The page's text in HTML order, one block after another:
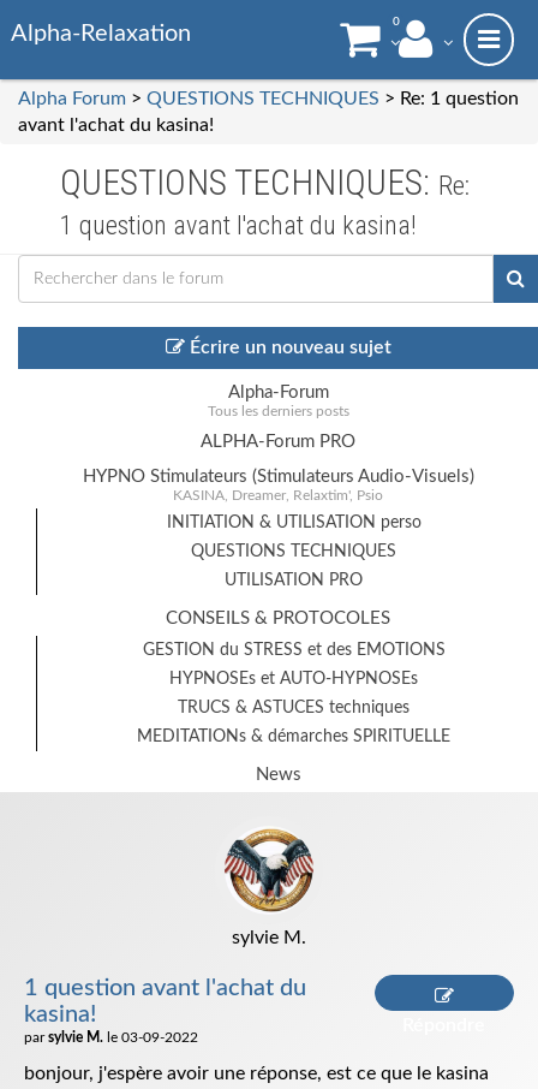
Alpha-Relaxation 0
Alpha Forum > QUESTIONS TECHNIQUES > Re: 1 question
avant l'achat du kasina!
QUESTIONS TECHNIQUES: Re:
1 question avant l'achat du kasina!
Écrire un nouveau sujet
Alpha-Forum
Tous les derniers posts
ALPHA-Forum PRO
HYPNO Stimulateurs (Stimulateurs Audio-Visuels)
KASINA, Dreamer, Relaxtim', Psio
INITIATION & UTILISATION perso
QUESTIONS TECHNIQUES
UTILISATION PRO
CONSEILS & PROTOCOLES
GESTION du STRESS et des EMOTIONS
HYPNOSEs et AUTO-HYPNOSEs
TRUCS & ASTUCES techniques
MEDITATIONs & démarches SPIRITUELLE
News
sylvie M.
1 question avant l'achat du
kasina!
parsylvie M. le 03-09-2022
bonjour, j'espère avoir une réponse, est ce que le kasina